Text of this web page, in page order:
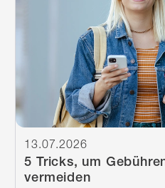
5 Tricks, um
vermeiden
13.07.2026